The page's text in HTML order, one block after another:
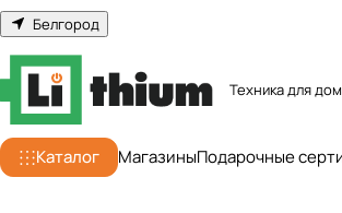
Белгород
Техника для
Каталог МагазиныПодарочные